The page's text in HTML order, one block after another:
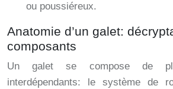
ou poussiéreux.
Anatomie d’un galet:
composants
Un galet se compose de
interdépendants: le système de